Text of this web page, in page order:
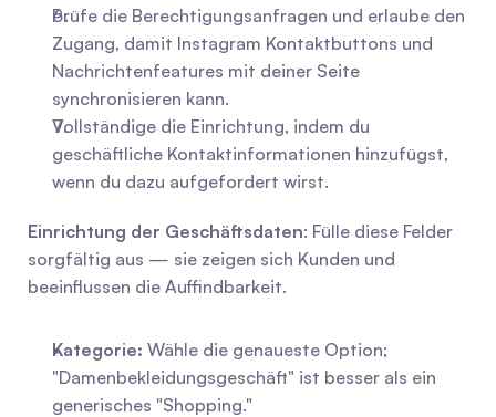
Prüfe die Berechtigungsanfragen und erlaube den
Zugang, damit Instagram Kontaktbuttons und
Nachrichtenfeatures mit deiner Seite
synchronisieren kann.
Vollständige die Einrichtung, indem du
geschäftliche Kontaktinformationen hinzufügst,
wenn du dazu aufgefordert wirst.
Einrichtung der Geschäftsdaten: Fülle diese Felder
sorgfältig aus — sie zeigen sich Kunden und
beeinflussen die Auffindbarkeit.
Kategorie: Wähle die genaueste Option;
"Damenbekleidungsgeschäft" ist besser als ein
generisches "Shopping."